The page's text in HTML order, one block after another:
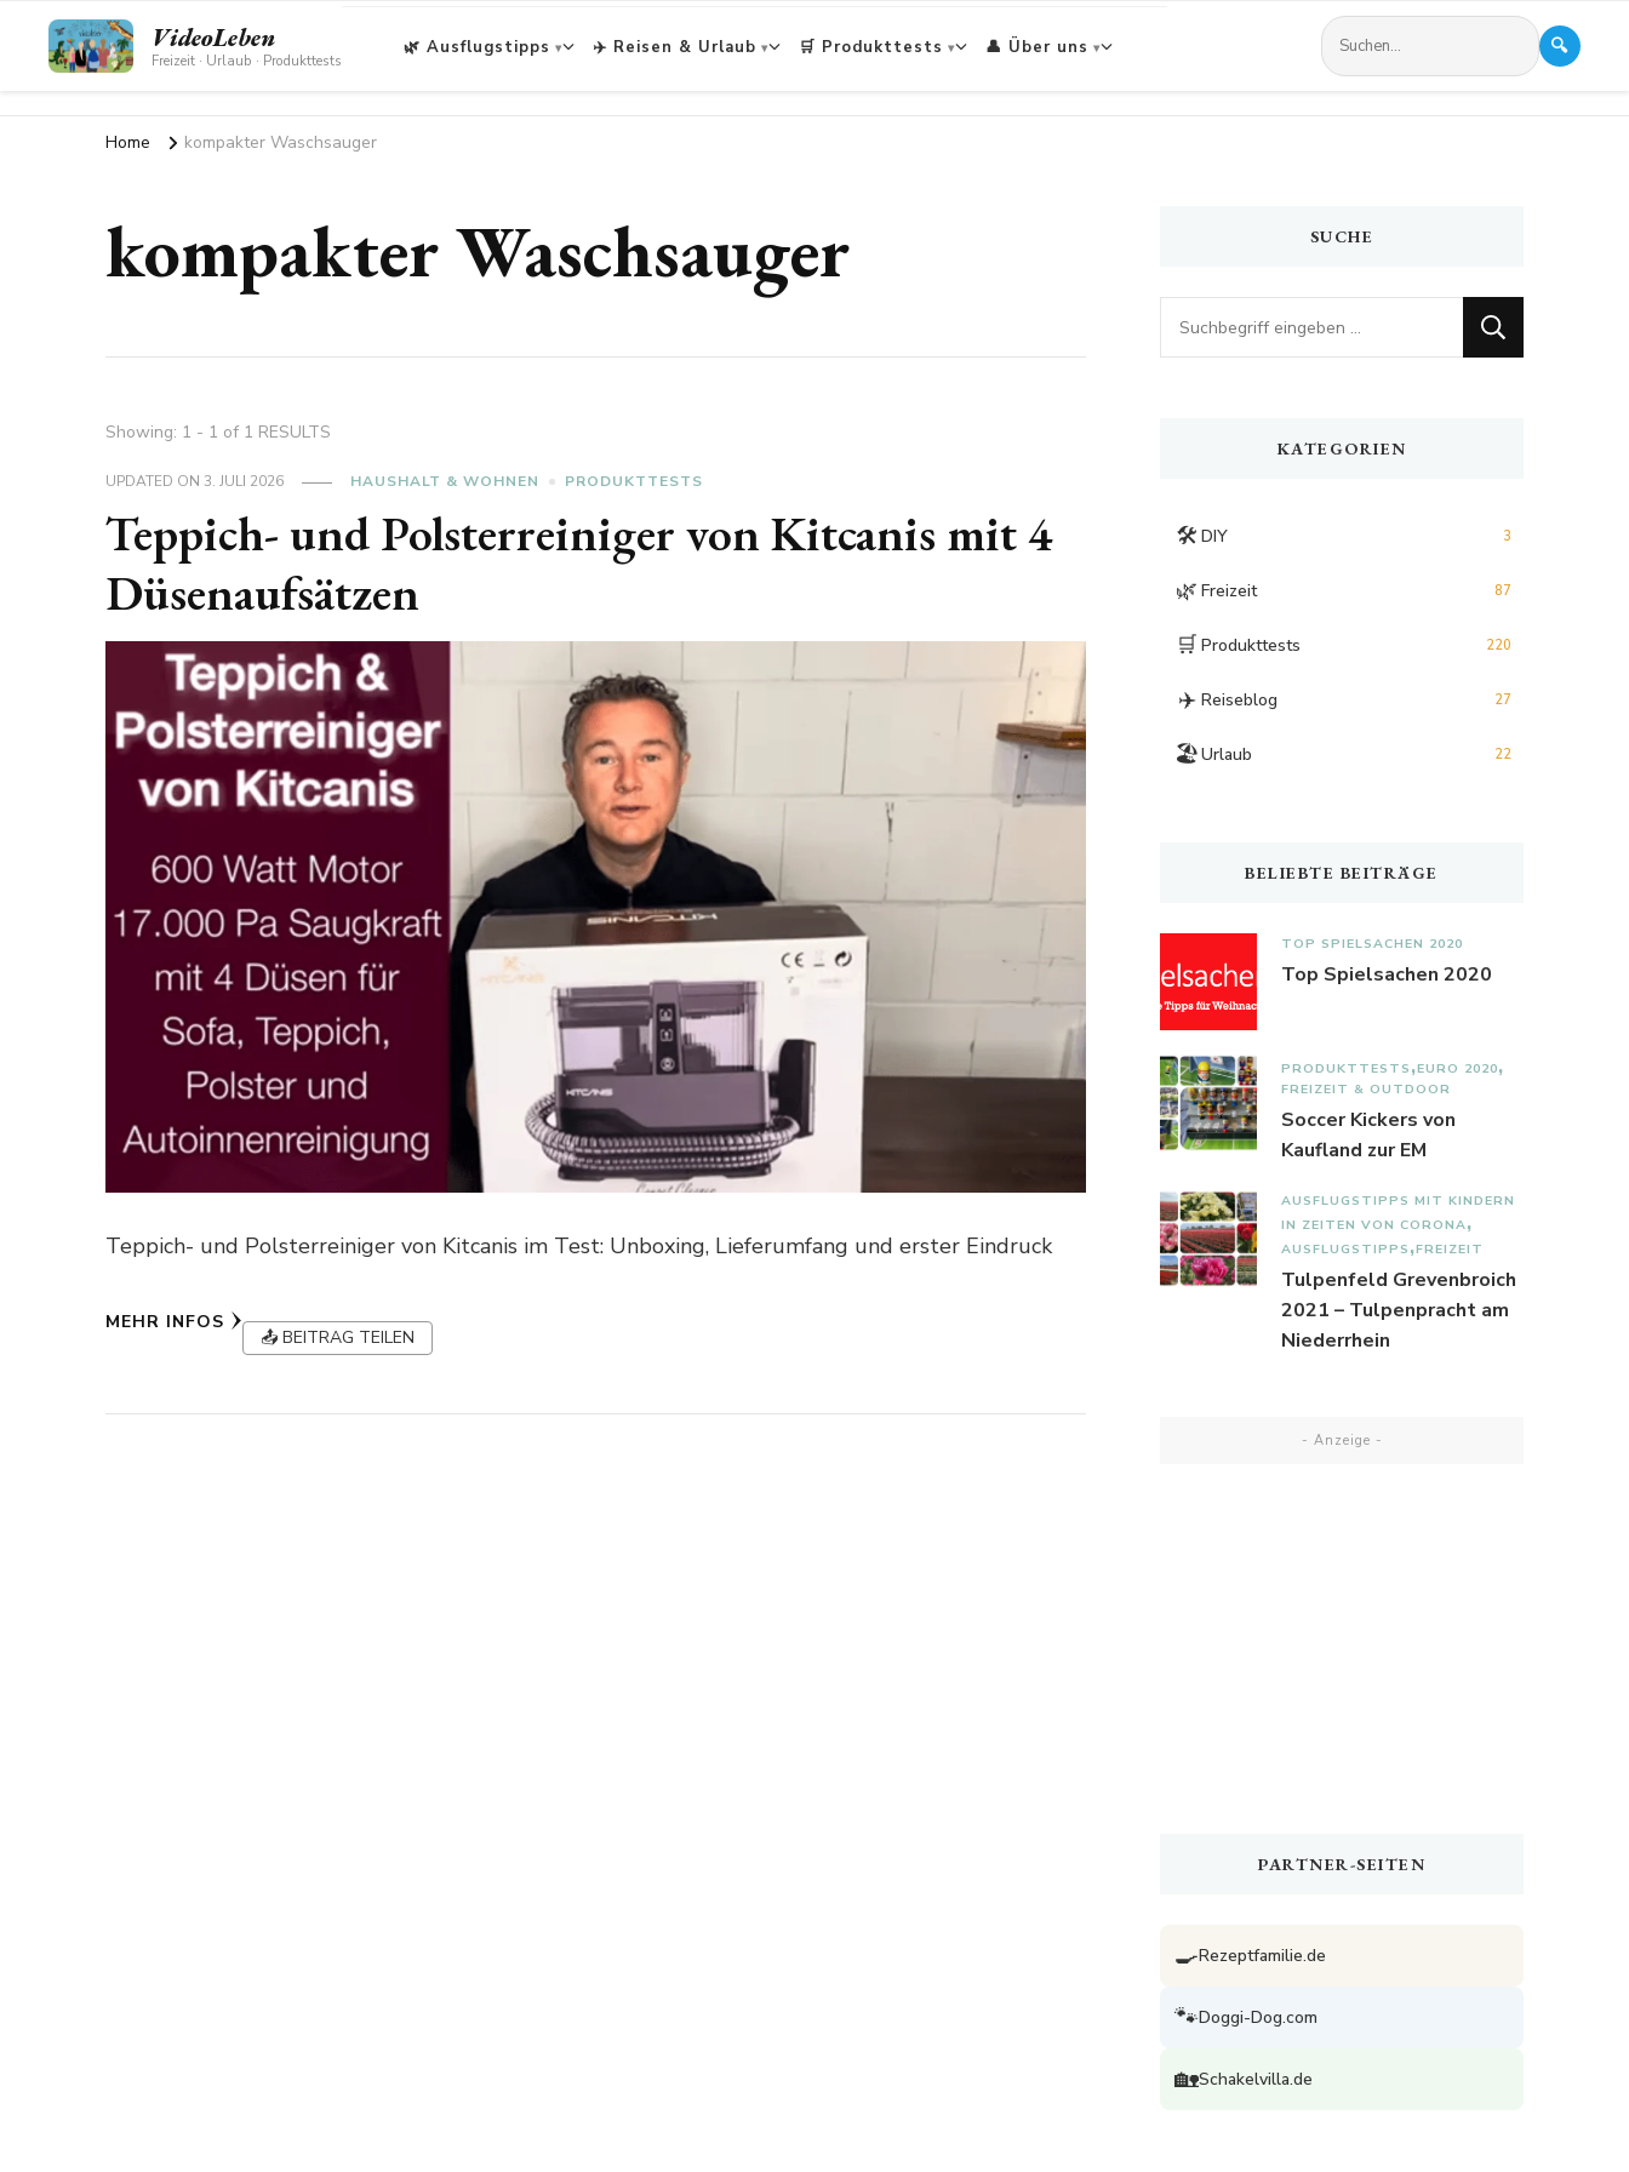
VideoLeben
Freizeit · Urlaub · Produkttests
🌿 Ausflugstipps ✈️ Reisen & Urlaub 🛒 Produkttests 👤 Über uns 🔍
Home kompakter Waschsauger
kompakter Waschsauger
Showing: 1 - 1 of 1 RESULTS
UPDATED ON 3. JULI 2026 HAUSHALT & WOHNEN PRODUKTTESTS
Teppich- und Polsterreiniger von Kitcanis mit 4
Düsenaufsätzen
Teppich- und Polsterreiniger von Kitcanis im Test: Unboxing, Lieferumfang und erster Eindruck
MEHR INFOS
📤 BEITRAG TEILEN
SUCHE
Looking
for
KATEGORIEN
🛠️ DIY 3
🌿 Freizeit 87
🛒 Produkttests 220
✈️ Reiseblog 27
🏖️Urlaub 22
BELIEBTE BEITRÄGE
TOP SPIELSACHEN 2020
Top Spielsachen 2020
PRODUKTTESTS EURO 2020
FREIZEIT & OUTDOOR
Soccer Kickers von
Kaufland zur EM
AUSFLUGSTIPPS MIT KINDERN
IN ZEITEN VON CORONA
AUSFLUGSTIPPS FREIZEIT
Tulpenfeld Grevenbroich
2021 – Tulpenpracht am
Niederrhein
- Anzeige -
PARTNER-SEITEN
🍳Rezeptfamilie.de
🐾Doggi-Dog.com
🏡Schakelvilla.de